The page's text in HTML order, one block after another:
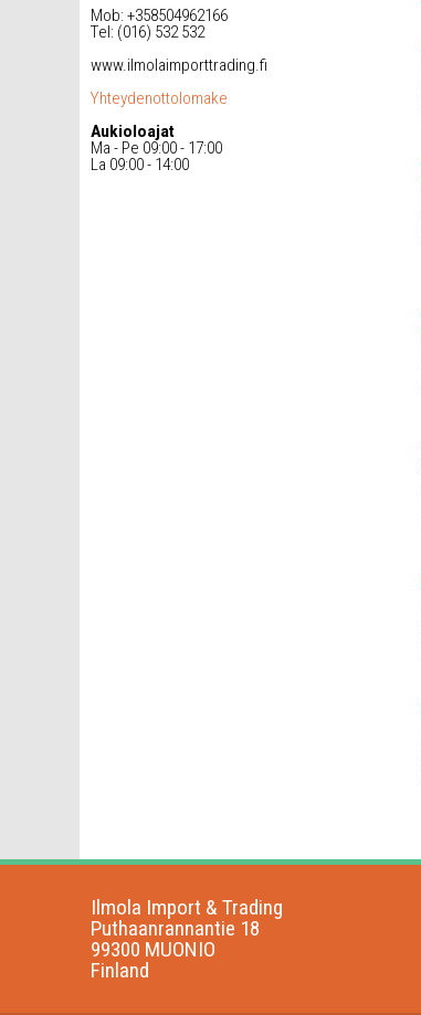
Mob: +358504962166
Tel: (016) 532 532
www.ilmolaimporttrading.fi
Yhteydenottolomake
Aukioloajat
Ma - Pe 09:00 - 17:00
La 09:00 - 14:00
Ilmola Import & Trading
Puthaanrannantie 18
99300 MUONIO
Finland